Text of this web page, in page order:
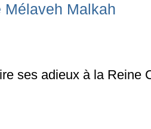
Mélaveh Malkah
ses adieux à la Reine